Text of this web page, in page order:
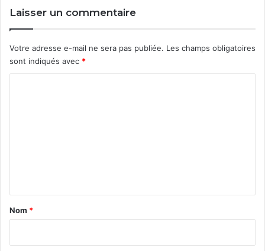
Laisser un commentaire
Votre adresse e-mail ne sera pas publiée. Les champs obligatoires
sont indiqués avec *
a
Nom *